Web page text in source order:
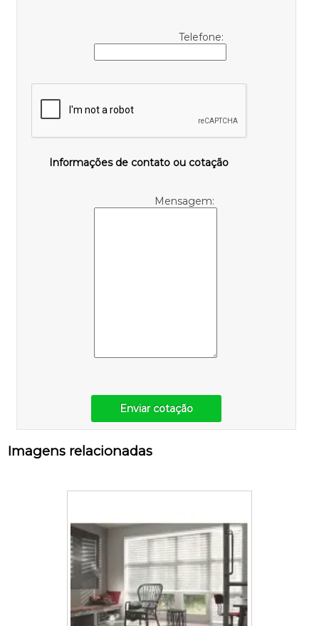
Telefone:
Informações de contato ou cotação
Mensagem:
Enviar cotação
Imagens relacionadas